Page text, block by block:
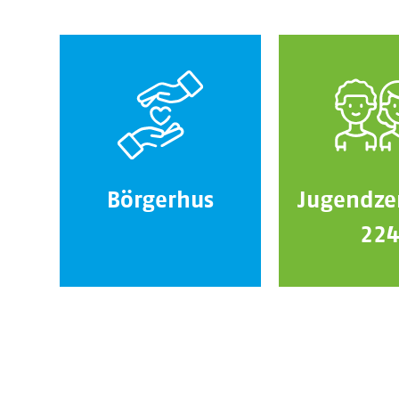
Börgerhus
224